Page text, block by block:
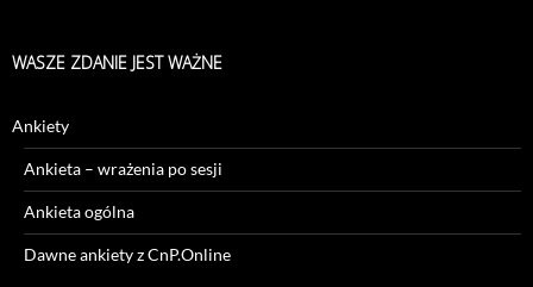
WASZE ZDANIE JEST WAŻNE
Ankiety
Ankieta – wrażenia po sesji
Ankieta ogólna
Dawne ankiety z CnP.Online